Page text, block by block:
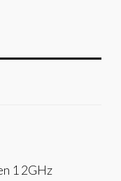
1 2GHz